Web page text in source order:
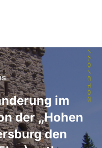
im
der „Hohen
den